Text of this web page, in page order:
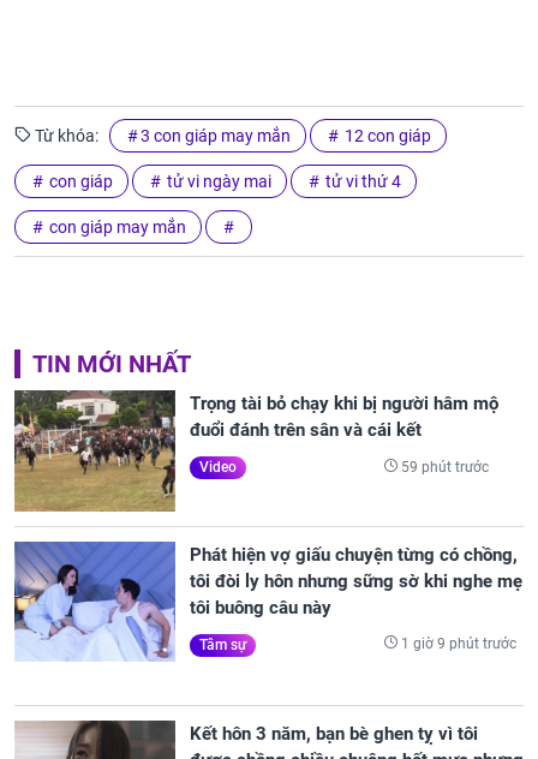
Từ khóa: 3 con giáp may mắn 12 con giáp
con giáp tử vi ngày mai tử vi thứ 4
con giáp may mắn
TIN MỚI NHẤT
Trọng tài bỏ chạy khi bị người hâm mộ
đuổi đánh trên sân và cái kết
Video 59 phút trước
Phát hiện vợ giấu chuyện từng có chồng,
tôi đòi ly hôn nhưng sững sờ khi nghe mẹ
tôi buông câu này
Tâm sự 1 giờ 9 phút trước
Kết hôn 3 năm, bạn bè ghen tỵ vì tôi